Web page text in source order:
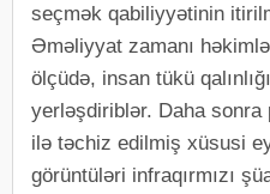
seçmək qabiliyyətinin
Əməliyyat zamanı
ölçüdə, insan tükü
yerləşdiriblər. Daha
ilə təchiz edilmiş xüsusi
görüntüləri infraqırmızı